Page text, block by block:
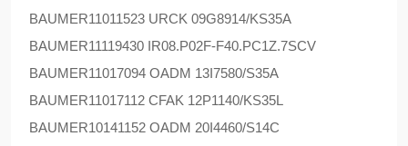
BAUMER11011523 URCK 09G8914/KS35A
BAUMER11119430 IR08.P02F-F40.PC1Z.7SCV
BAUMER11017094 OADM 13I7580/S35A
BAUMER11017112 CFAK 12P1140/KS35L
BAUMER10141152 OADM 20I4460/S14C